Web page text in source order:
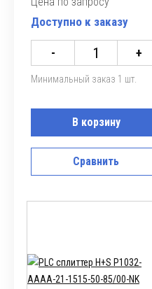
Доступно к заказу
- +
Минимальный заказ 1 шт.
В корзину
Сравнить